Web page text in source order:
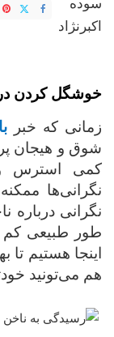
شده
خوشگل کردن در
زمانی که خبر
شوق و هیجان
کمی استرس و
نگرانی‌ها
نگرانی درباره‌
طور طبیعی کم
اینجا هستیم تا
هم می‌تونید